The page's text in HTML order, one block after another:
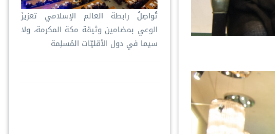
تُواصِلُ ⁧‫رابطة العالم الإسلامي‬⁩ تعزيزَ
الوعي بمضامين وثيقة مكة المكرمة، ولا
سيما في دول الأقليّات المُسلِمة